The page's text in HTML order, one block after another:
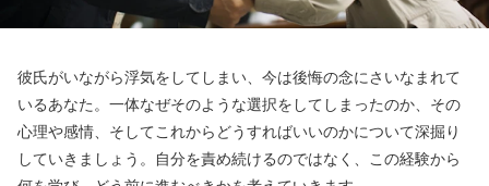
彼氏がいながら浮気をしてしまい、今は後悔の念にさいなまれて
いるあなた。一体なぜそのような選択をしてしまったのか、その
心理や感情、そしてこれからどうすればいいのかについて深掘り
していきましょう。自分を責め続けるのではなく、この経験から